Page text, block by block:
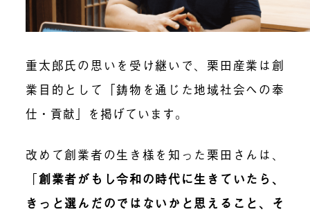
重太郎氏の思いを受け継いで、栗田産業は創
業目的として「鋳物を通じた地域社会への奉
仕・貢献」を掲げています。
改めて創業者の生き様を知った栗田さんは、
「創業者がもし令和の時代に生きていたら、
きっと選んだのではないかと思えること、そ